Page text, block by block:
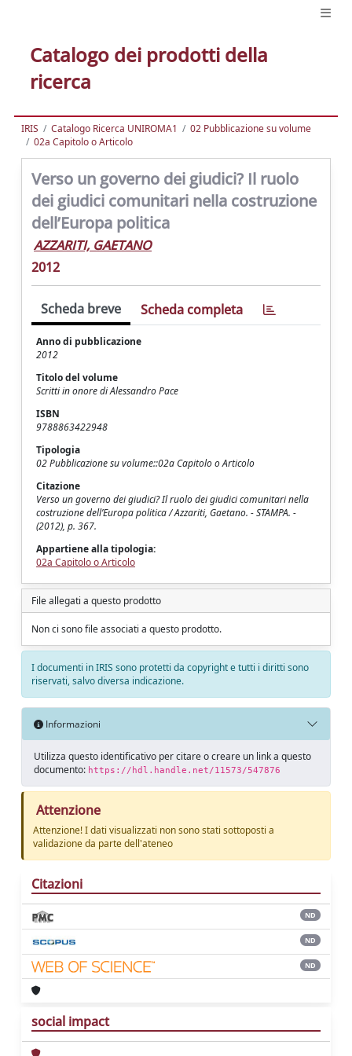
Catalogo dei prodotti della
ricerca
IRIS Catalogo Ricerca UNIROMA1
02 Pubblicazione su volume
02a Capitolo o Articolo
Verso un governo dei giudici? Il ruolo
dei giudici comunitari nella costruzione
dell’Europa politica
AZZARITI, GAETANO
2012
Scheda breve Scheda completa
Anno di pubblicazione
2012
Titolo del volume
Scritti in onore di Alessandro Pace
ISBN
9788863422948
Tipologia
02 Pubblicazione su volume::02a Capitolo o Articolo
Citazione
Verso un governo dei giudici? Il ruolo dei giudici comunitari nella
costruzione dell’Europa politica / Azzariti, Gaetano. - STAMPA. -
(2012), p. 367.
Appartiene alla tipologia:
02a Capitolo o Articolo
File allegati a questo prodotto
Non ci sono file associati a questo prodotto.
I documenti in IRIS sono protetti da copyright e tutti i diritti sono
riservati, salvo diversa indicazione.
Informazioni
Utilizza questo identificativo per citare o creare un link a questo
documento: https://hdl.handle.net/11573/547876
Attenzione
Attenzione! I dati visualizzati non sono stati sottoposti a
validazione da parte dell'ateneo
Citazioni
ND
ND
ND
social impact